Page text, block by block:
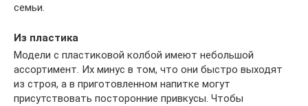
семьи.
Из пластика
Модели с пластиковой колбой имеют небольшой
ассортимент. Их минус в том, что они быстро выходят
из строя, а в приготовленном напитке могут
присутствовать посторонние привкусы. Чтобы